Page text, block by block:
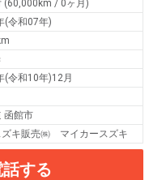
(60,000km / 0ヶ月)
(令和07年)
(令和10年)12月
函館市
ズキ販売㈱ マイカースズキ
話する